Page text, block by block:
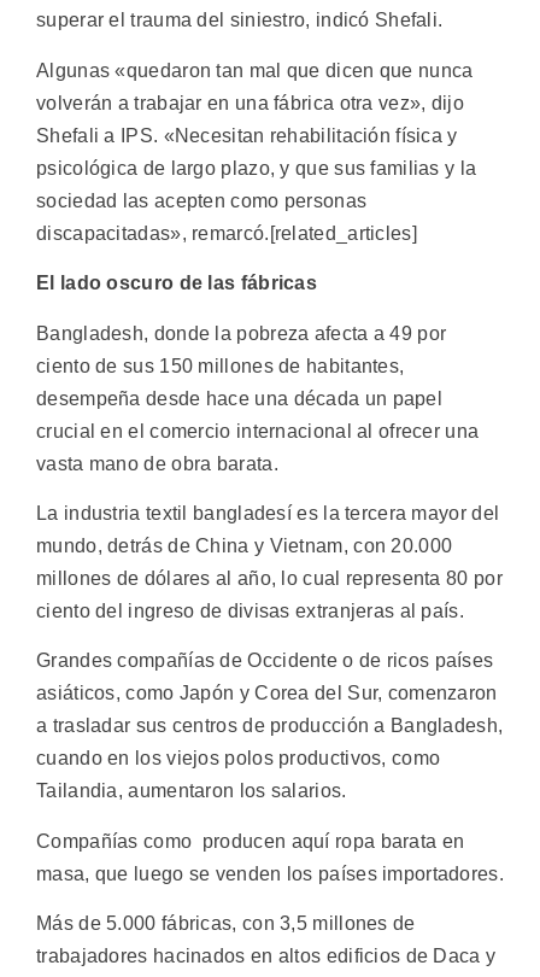
superar el trauma del siniestro, indicó Shefali.
Algunas «quedaron tan mal que dicen que nunca
volverán a trabajar en una fábrica otra vez», dijo
Shefali a IPS. «Necesitan rehabilitación física y
psicológica de largo plazo, y que sus familias y la
sociedad las acepten como personas
discapacitadas», remarcó.[related_articles]
El lado oscuro de las fábricas
Bangladesh, donde la pobreza afecta a 49 por
ciento de sus 150 millones de habitantes,
desempeña desde hace una década un papel
crucial en el comercio internacional al ofrecer una
vasta mano de obra barata.
La industria textil bangladesí es la tercera mayor del
mundo, detrás de China y Vietnam, con 20.000
millones de dólares al año, lo cual representa 80 por
ciento del ingreso de divisas extranjeras al país.
Grandes compañías de Occidente o de ricos países
asiáticos, como Japón y Corea del Sur, comenzaron
a trasladar sus centros de producción a Bangladesh,
cuando en los viejos polos productivos, como
Tailandia, aumentaron los salarios.
Compañías como producen aquí ropa barata en
masa, que luego se venden los países importadores.
Más de 5.000 fábricas, con 3,5 millones de
trabajadores hacinados en altos edificios de Daca y